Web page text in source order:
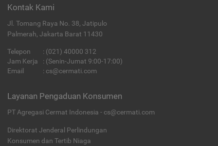
Kontak Kami
Jl. Tomang Raya No. 38, Jatipulo
Palmerah, Jakarta Barat 11430
Telepon : (021) 40000 312
Jam Kerja
: (Senin-Jumat 9:00-17:00)
Email
: cs@cermati.com
Layanan Pengaduan Konsumen
PT Agregasi Cermat Indonesia - cs@cermati.com
Direktorat Jenderal Perlindungan
Konsumen dan Tertib Niaga